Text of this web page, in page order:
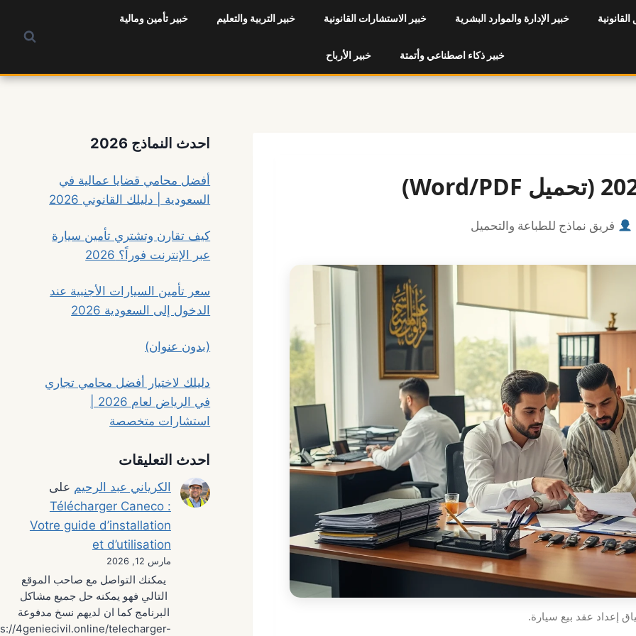
خبير الإدارة والموارد البشرية خبير الاستشارات القانونية خبير التربية والتعليم خبير تأمين ومالية
خبير ذكاء اصطناعي وأتمتة خبير الأرباح
فريق نماذج للطباعة والتحميل
إعداد عقد بيع سيارة.
احدث النماذج 2026
أفضل محامي قضايا عمالية في
السعودية | دليلك القانوني 2026
كيف تقارن وتشتري تأمين سيارة
عبر الإنترنت فوراً؟ 2026
سعر تأمين السيارات الأجنبية عند
الدخول إلى السعودية 2026
(بدون عنوان)
دليلك لاختيار أفضل محامي تجاري
استشارات متخصصة
احدث التعليقات
الكرياني عبد الرحيم على
Télécharger Caneco :
Votre guide d’installation
et d’utilisation
مارس 12, 2026
يمكنك التواصل مع صاحب الموقع
التالي فهو يمكنه حل جميع مشاكل
البرنامج كما ان لديهم نسخ مدفوعة
4geniecivil.online/telecharger-